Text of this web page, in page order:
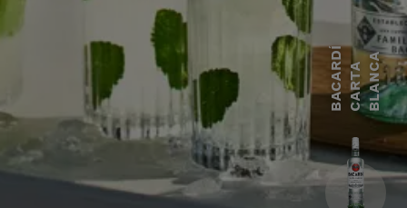
B
A
C
ARD
Í
C
A
R
TA
B
L
A
NCA